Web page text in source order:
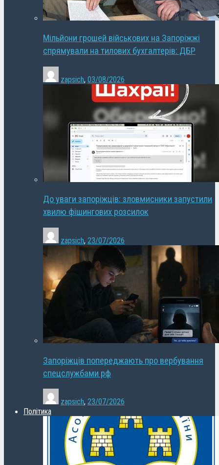
Мільйони грошей військових на Запоріжжі
спрямували на тилових бухгалтерів: ДБР
zapsich, 03/08/2026
До уваги запоріжців: зловмисники запустили
хвилю фішингових розсилок
zapsich, 23/07/2026
Запоріжців попереджають про вербування
спецслужбами рф
zapsich, 23/07/2026
Політика